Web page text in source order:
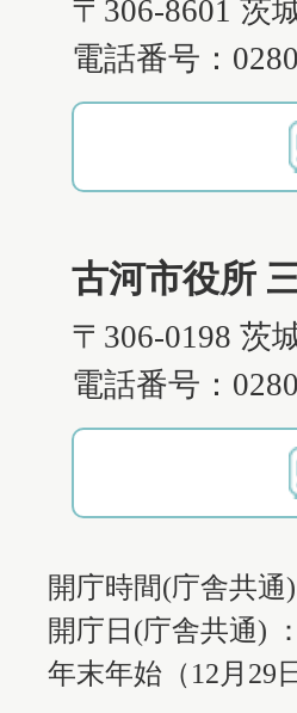
〒306-8601 茨
電話番号：
古河市役所
〒306-0198 茨
電話番号：
開庁時間(庁舎共通
開庁日(庁舎共通)
年末年始（12月29